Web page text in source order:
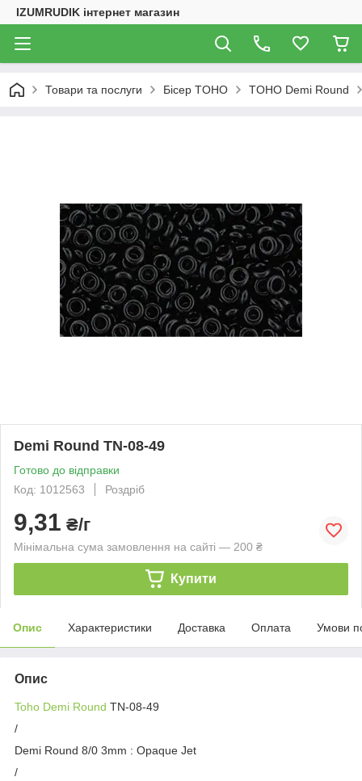
IZUMRUDIK інтернет магазин
Товари та послуги Бісер TOHO TOHO Demi Round
Demi Round TN-08-49
Готово до відправки
Код: 1012563
Роздріб
9,31 ₴/г
Мінімальна сума замовлення на сайті — 200 ₴
Купити
Опис Характеристики Доставка Оплата Умови
Опис
Toho Demi Round TN-08-49
/
Demi Round 8/0 3mm : Opaque Jet
/